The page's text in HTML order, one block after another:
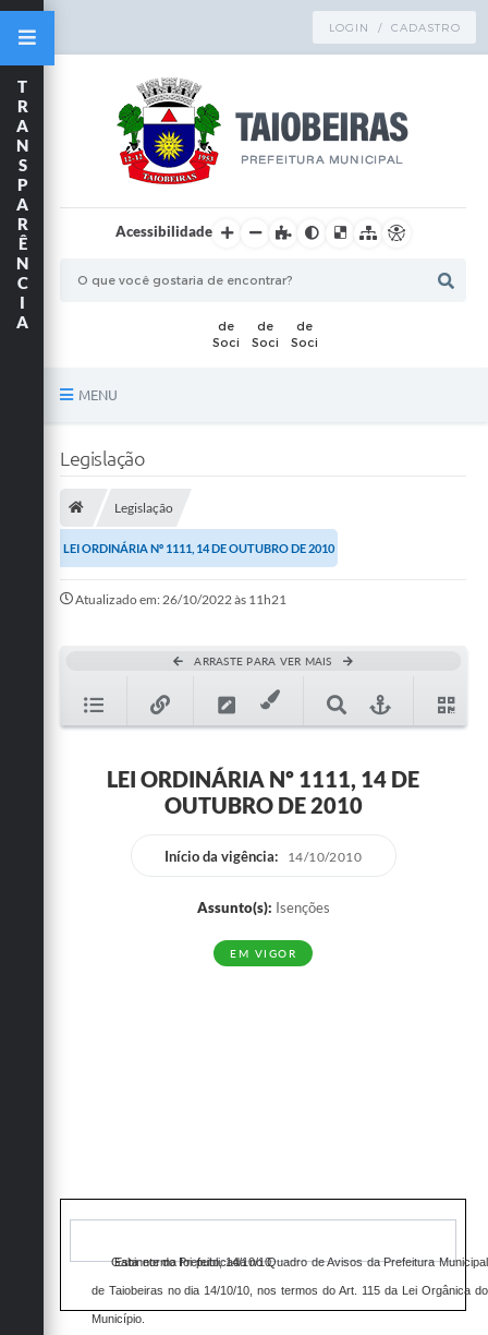
LOGIN / CADASTRO
Acessibilidade
MENU
Publicações
A Prefeitura
Ouvidoria
Legislação
Links
T
R
A
N
S
P
A
R
Ê
N
C
I
A
Legislação
Legislação
LEI ORDINÁRIA Nº 1111, 14 DE OUTUBRO DE 2010
Atualizado em: 26/10/2022 às 11h21
ARRASTE PARA VER MAIS
LEI ORDINÁRIA Nº 1111, 14 DE
OUTUBRO DE 2010
Início da vigência: 14/10/2010
Assunto(s): Isenções
EM VIGOR
Esta norma foi publicada no Quadro de Avisos da Prefeitura Municipal
de Taiobeiras no dia 14/10/10, nos termos do Art. 115 da Lei Orgânica do
Município.
Gabinete do Prefeito, 14/10/10.